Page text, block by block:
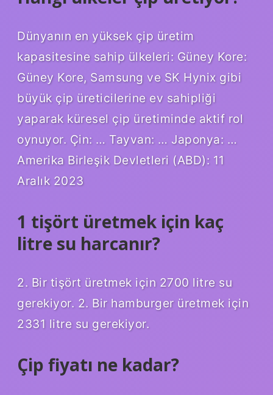
Dünyanın en yüksek çip üretim
kapasitesine sahip ülkeleri: Güney Kore:
Güney Kore, Samsung ve SK Hynix gibi
büyük çip üreticilerine ev sahipliği
yaparak küresel çip üretiminde aktif rol
oynuyor. Çin: … Tayvan: … Japonya: …
Amerika Birleşik Devletleri (ABD): 11
Aralık 2023
1 tişört üretmek için kaç
litre su harcanır?
2. Bir tişört üretmek için 2700 litre su
gerekiyor. 2. Bir hamburger üretmek için
2331 litre su gerekiyor.
Çip fiyatı ne kadar?